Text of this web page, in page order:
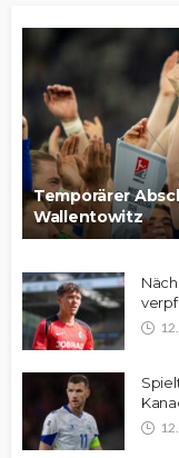
Temporärer
Wallentowitz